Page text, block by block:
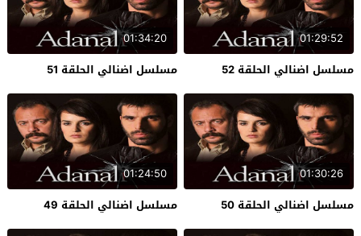
01:29:52
مسلسل اضنالي الحلقة 52
01:34:20
مسلسل اضنالي الحلقة 51
01:30:26
مسلسل اضنالي الحلقة 50
01:24:50
مسلسل اضنالي الحلقة 49